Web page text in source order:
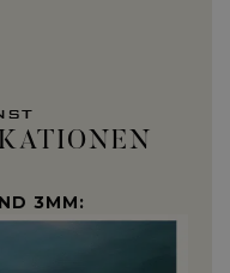
3MM: